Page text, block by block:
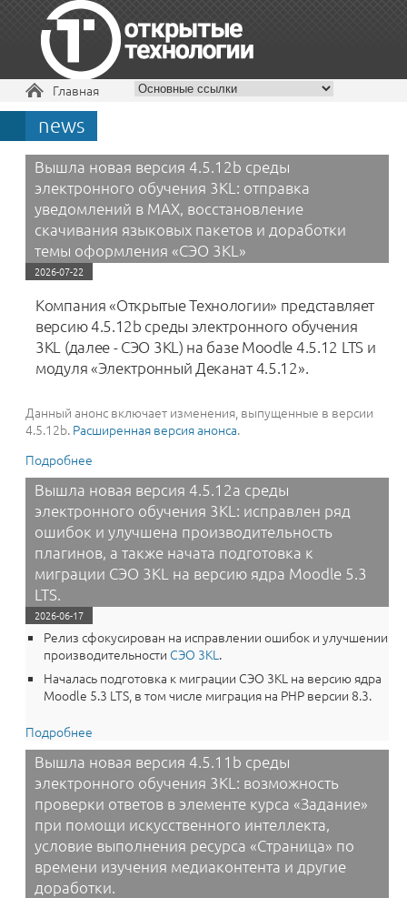
Вы здесь
Главная
news
Вышла новая версия 4.5.12b среды
электронного обучения 3KL: отправка
уведомлений в MAX, восстановление
скачивания языковых пакетов и доработки
темы оформления «СЭО 3KL»
2026-07-22
Компания «Открытые Технологии» представляет
версию 4.5.12b среды электронного обучения
3KL (далее - СЭО 3KL) на базе Moodle 4.5.12 LTS и
модуля «Электронный Деканат 4.5.12».
Данный анонс включает изменения, выпущенные в версии
4.5.12b. Расширенная версия анонса.
Подробнее
обучения 3KL: отправка уведомлений в MAX,
восстановление скачивания языковых пакетов и
доработки темы оформления «СЭО 3KL»
Вышла новая версия 4.5.12a среды
электронного обучения 3KL: исправлен ряд
ошибок и улучшена производительность
плагинов, а также начата подготовка к
миграции СЭО 3KL на версию ядра Moodle 5.3
LTS.
2026-06-17
Релиз сфокусирован на исправлении ошибок и улучшении
производительности СЭО 3KL.
Началась подготовка к миграции СЭО 3KL на версию ядра
Moodle 5.3 LTS, в том числе миграция на PHP версии 8.3.
Подробнее
обучения 3KL: исправлен ряд ошибок и улучшена
производительность плагинов, а также начата
подготовка к миграции СЭО 3KL на версию ядра
Moodle 5.3 LTS.
Вышла новая версия 4.5.11b среды
электронного обучения 3KL: возможность
проверки ответов в элементе курса «Задание»
при помощи искусственного интеллекта,
условие выполнения ресурса «Страница» по
времени изучения медиаконтента и другие
доработки.